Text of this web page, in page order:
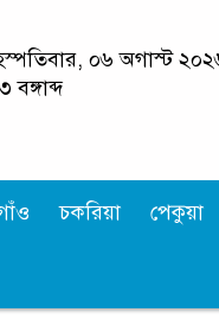
০৬ অগাস্ট
বঙ্গাব্দ
চকরিয়া পেকুয়া